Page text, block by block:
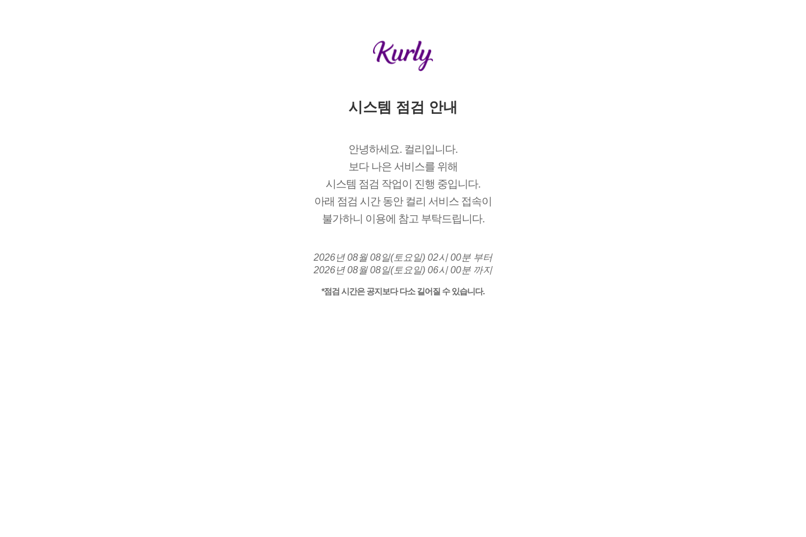
시스템 점검 안내
안녕하세요. 컬리입니다.
보다 나은 서비스를 위해
시스템 점검 작업이 진행 중입니다.
아래 점검 시간 동안 컬리 서비스 접속이
불가하니 이용에 참고 부탁드립니다.
2026년 08월 08일(토요일) 02시 00분 부터
2026년 08월 08일(토요일) 06시 00분 까지
*점검 시간은 공지보다 다소 길어질 수 있습니다.